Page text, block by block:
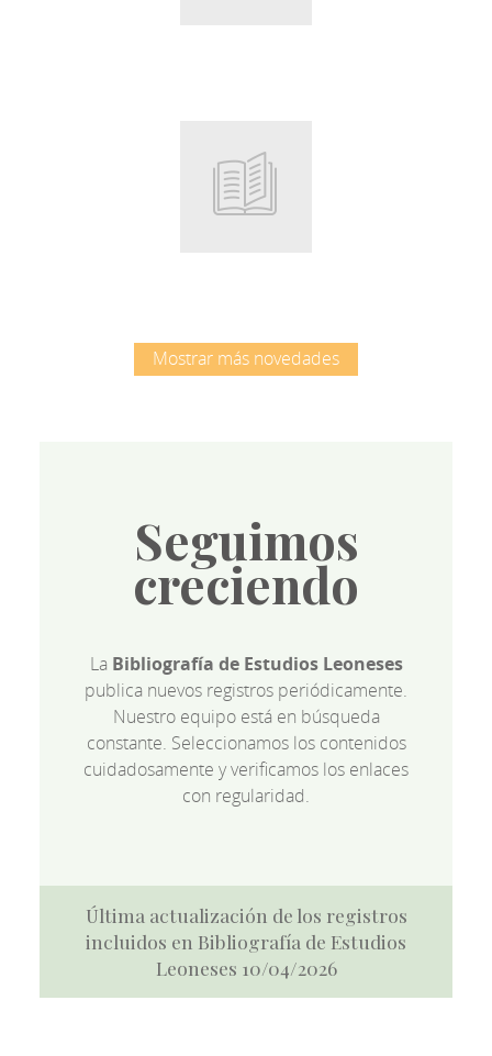
Root
Mostrar más novedades
Seguimos
creciendo
La Bibliografía de Estudios Leoneses
publica nuevos registros periódicamente.
Nuestro equipo está en búsqueda
constante. Seleccionamos los contenidos
cuidadosamente y verificamos los enlaces
con regularidad.
Última actualización de los registros
incluidos en Bibliografía de Estudios
Leoneses 10/04/2026